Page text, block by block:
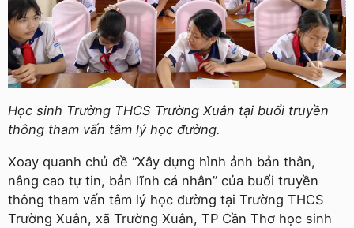
Học sinh Trường THCS Trường Xuân tại buổi truyền
thông tham vấn tâm lý học đường.
Xoay quanh chủ đề “Xây dựng hình ảnh bản thân,
nâng cao tự tin, bản lĩnh cá nhân” của buổi truyền
thông tham vấn tâm lý học đường tại Trường THCS
Trường Xuân, xã Trường Xuân, TP Cần Thơ học sinh